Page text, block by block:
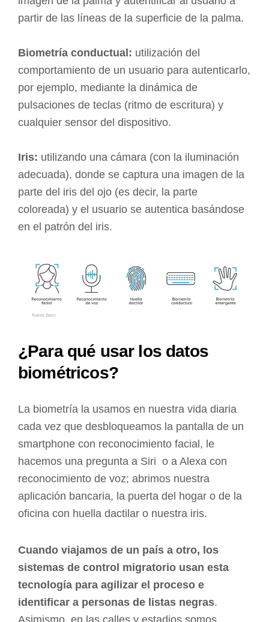
partir de las líneas de la superficie de la palma.
Biometría conductual: utilización del
comportamiento de un usuario para autenticarlo,
por ejemplo, mediante la dinámica de
pulsaciones de teclas (ritmo de escritura) y
cualquier sensor del dispositivo.
Iris: utilizando una cámara (con la iluminación
adecuada), donde se captura una imagen de la
parte del iris del ojo (es decir, la parte
coloreada) y el usuario se autentica basándose
en el patrón del iris.
¿Para qué usar los datos
biométricos?
La biometría la usamos en nuestra vida diaria
cada vez que desbloqueamos la pantalla de un
smartphone con reconocimiento facial, le
hacemos una pregunta a Siri o a Alexa con
reconocimiento de voz; abrimos nuestra
aplicación bancaria, la puerta del hogar o de la
oficina con huella dactilar o nuestra iris.
Cuando viajamos de un país a otro, los
sistemas de control migratorio usan esta
tecnología para agilizar el proceso e
identificar a personas de listas negras.
Asimismo, en las calles y estadios somos